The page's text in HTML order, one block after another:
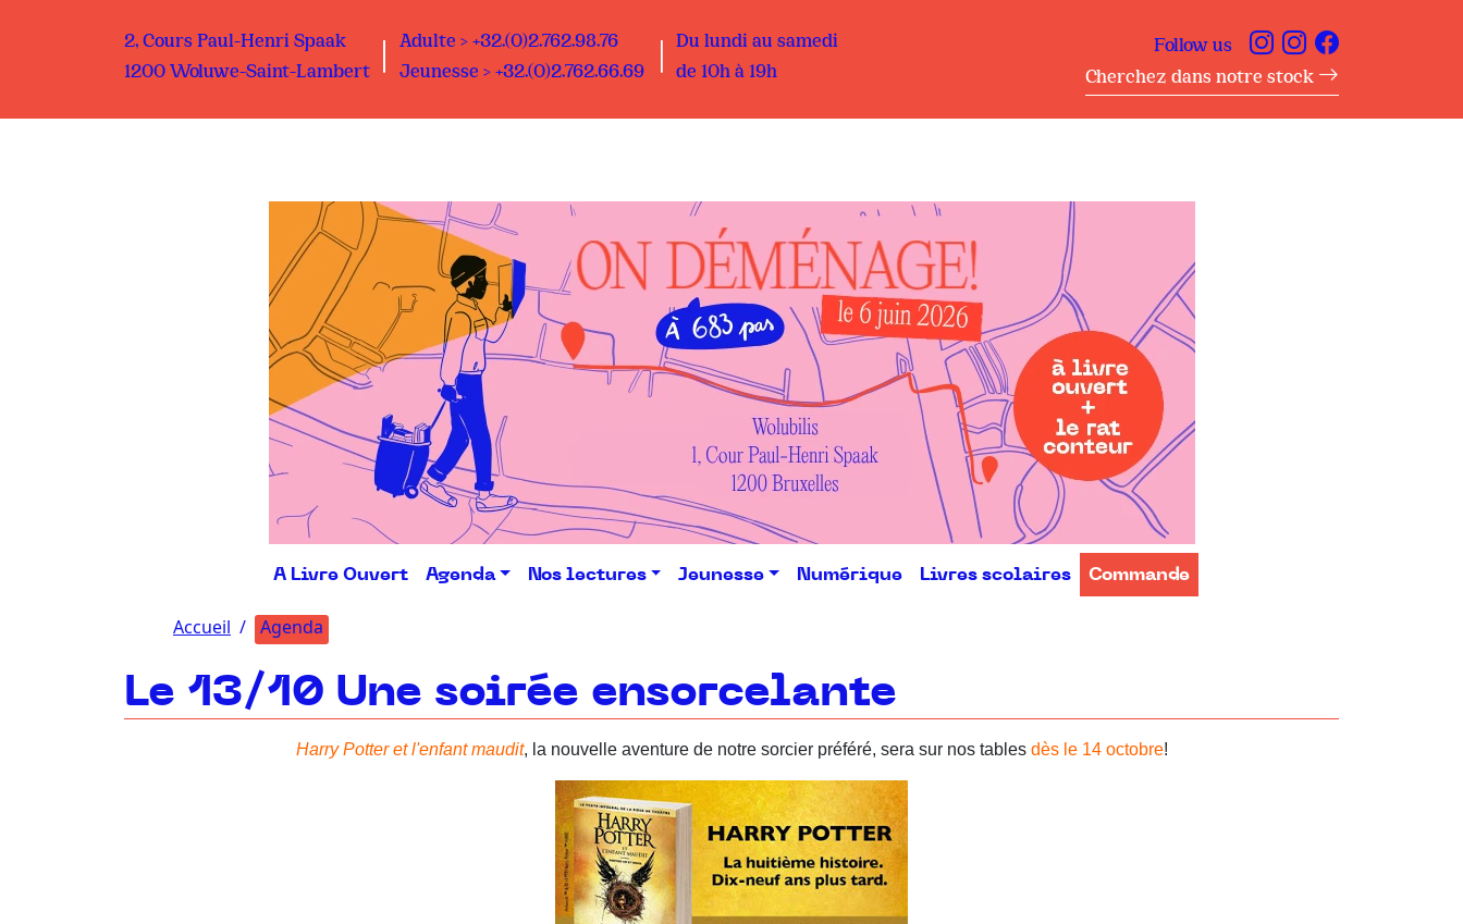
2, Cours Paul-Henri Spaak
1200 Woluwe-Saint-Lambert
Adulte > +32.(0)2.762.98.76
Jeunesse > +32.(0)2.762.66.69
Du lundi au samedi
de 10h à 19h
Follow us
Cherchez dans notre stock
A Livre Ouvert Agenda Nos lectures Jeunesse Numérique Livres scolaires Commande
Accueil Agenda
Le 13/10 Une soirée ensorcelante
Harry Potter et l'enfant maudit, la nouvelle aventure de notre sorcier préféré, sera sur nos tables dès le 14 octobre!